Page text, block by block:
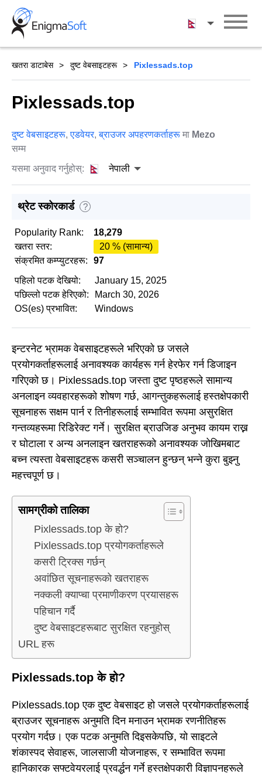
Skip
content
नेपाली
खतरा डाटाबेस दुष्ट वेबसाइटहरू Pixlessads.top
Pixlessads.top
दुष्ट वेबसाइटहरू,एडवेयर,ब्राउजर अपहरणकर्ताहरू मा Mezo
सम्म
यसमा अनुवाद गर्नुहोस्:
नेपाली
थ्रेट स्कोरकार्ड ?
Popularity Rank:
18,279
खतरा स्तर:
20 % (सामान्य)
संक्रमित कम्प्युटरहरू:
97
पहिलो पटक देखियो:
January 15, 2025
पछिल्लो पटक हेरिएको:
March 30, 2026
OS(es) प्रभावित:
Windows
इन्टरनेट भ्रामक वेबसाइटहरूले भरिएको छ जसले
प्रयोगकर्ताहरूलाई अनावश्यक कार्यहरू गर्न हेरफेर गर्न डिजाइन
गरिएको छ। Pixlessads.top जस्ता दुष्ट पृष्ठहरूले सामान्य
अनलाइन व्यवहारहरूको शोषण गर्छ, आगन्तुकहरूलाई हस्तक्षेपकारी
सूचनाहरू सक्षम पार्न र तिनीहरूलाई सम्भावित रूपमा असुरक्षित
गन्तव्यहरूमा रिडिरेक्ट गर्ने। सुरक्षित ब्राउजिङ अनुभव कायम राख्न
र घोटाला र अन्य अनलाइन खतराहरूको अनावश्यक जोखिमबाट
बच्न त्यस्ता वेबसाइटहरू कसरी सञ्चालन हुन्छन् भन्ने कुरा बुझ्नु
महत्त्वपूर्ण छ।
सामग्रीको तालिका
Pixlessads.top के हो?
Pixlessads.top प्रयोगकर्ताहरूले
कसरी ट्रिक्स गर्छन्
अवांछित सूचनाहरूको खतराहरू
नक्कली क्याप्चा प्रमाणीकरण प्रयासहरू
पहिचान गर्दै
दुष्ट वेबसाइटहरूबाट सुरक्षित रहनुहोस्
URL हरू
Pixlessads.top के हो?
Pixlessads.top एक दुष्ट वेबसाइट हो जसले प्रयोगकर्ताहरूलाई
ब्राउजर सूचनाहरू अनुमति दिन मनाउन भ्रामक रणनीतिहरू
प्रयोग गर्दछ। एक पटक अनुमति दिइसकेपछि, यो साइटले
शंकास्पद सेवाहरू, जालसाजी योजनाहरू, र सम्भावित रूपमा
हानिकारक सफ्टवेयरलाई प्रवर्द्धन गर्ने हस्तक्षेपकारी विज्ञापनहरूले